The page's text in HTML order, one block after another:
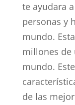
te ayudara
personas y
mundo.
millones de
mundo.
de las